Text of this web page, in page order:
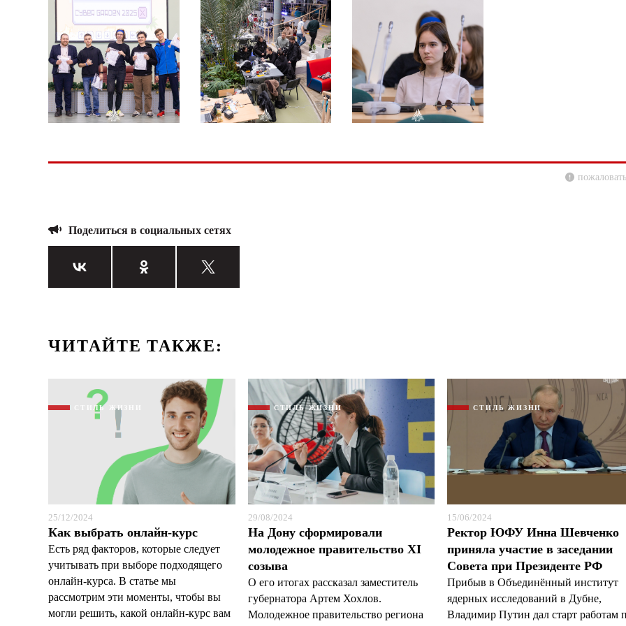
Поделиться в социальных сетях
ЧИТАЙТЕ ТАКЖЕ:
СТИЛЬ ЖИЗНИ
25/12/2024
Как выбрать онлайн-курс
Есть ряд факторов, которые следует
учитывать при выборе подходящего
онлайн-курса. В статье мы
рассмотрим эти моменты, чтобы вы
могли решить, какой онлайн-курс вам
СТИЛЬ ЖИЗНИ
29/08/2024
На Дону сформировали
молодежное правительство XI
созыва
О его итогах рассказал заместитель
губернатора Артем Хохлов.
Молодежное правительство региона
СТИЛЬ ЖИЗНИ
15/06/2024
Ректор ЮФУ Инна Шевченко
приняла участие в заседании
Совета при Президенте РФ
Прибыв в Объединённый институт
ядерных исследований в Дубне,
Владимир Путин дал старт работам